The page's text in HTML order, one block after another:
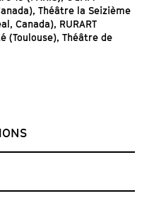
Théâtre la Seizième
Canada), RURART
(Toulouse), Théâtre de